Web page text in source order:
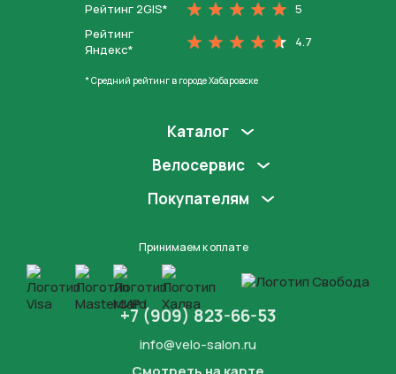
Рейтинг 2GIS*
5
Рейтинг
Яндекс*
4.7
* Средний рейтинг в городе Хабаровске
Каталог
Велосервис
Покупателям
Принимаем к оплате
+7 (909) 823-66-53
info@velo-salon.ru